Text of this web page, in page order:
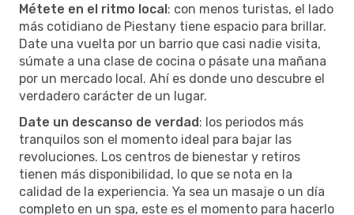
Métete en el ritmo local: con menos turistas, el lado
más cotidiano de Piestany tiene espacio para brillar.
Date una vuelta por un barrio que casi nadie visita,
súmate a una clase de cocina o pásate una mañana
por un mercado local. Ahí es donde uno descubre el
verdadero carácter de un lugar.
Date un descanso de verdad: los periodos más
tranquilos son el momento ideal para bajar las
revoluciones. Los centros de bienestar y retiros
tienen más disponibilidad, lo que se nota en la
calidad de la experiencia. Ya sea un masaje o un día
completo en un spa, este es el momento para hacerlo